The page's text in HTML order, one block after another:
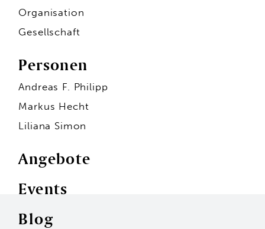
Andreas F. Philipp
Organisation
Gesellschaft
Personen
Andreas F. Philipp
Markus Hecht
Liliana Simon
Angebote
Events
Blog